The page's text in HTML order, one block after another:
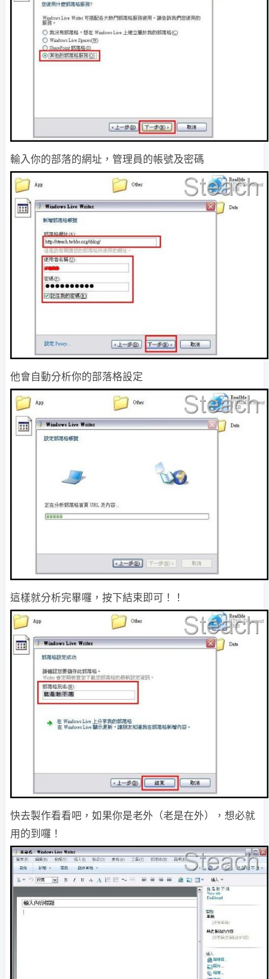
輸入你的部落的網址，管理員的帳號及密碼
他會自動分析你的部落格設定
這樣就分析完畢囉，按下結束即可！！
快去製作看看吧，如果你是老外（老是在外），想必就
用的到囉！